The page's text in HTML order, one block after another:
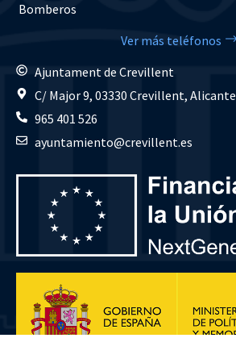
Bomberos
Ver más teléfonos
Ajuntament de Crevillent
C/ Major 9, 03330 Crevillent, Alicante
965 401 526
ayuntamiento@crevillent.es